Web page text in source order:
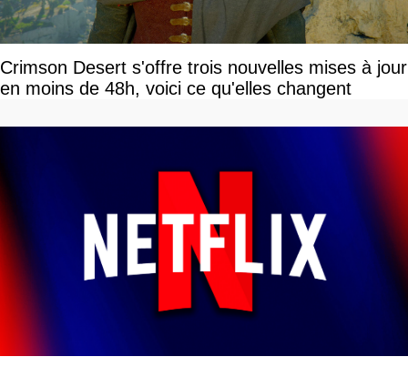
Crimson Desert s'offre trois nouvelles mises à jour
en moins de 48h, voici ce qu'elles changent